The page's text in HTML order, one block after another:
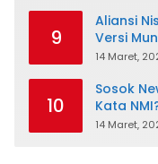
9
Aliansi
Versi
14 Maret,
10
Sosok
Kata
14 Maret,